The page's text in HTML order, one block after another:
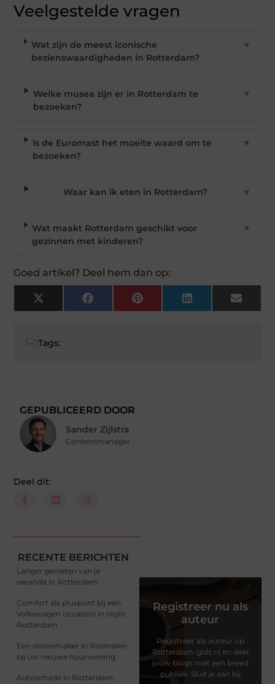
Veelgestelde vragen
Wat zijn de meest iconische
bezienswaardigheden in Rotterdam?
▼
Welke musea zijn er in Rotterdam te
bezoeken?
▼
Is de Euromast het moeite waard om te
bezoeken?
▼
Waar kan ik eten in Rotterdam? ▼
Wat maakt Rotterdam geschikt voor
gezinnen met kinderen?
▼
Goed artikel? Deel hem dan op:
X
(Twitter)
Facebook Pinterest LinkedIn Email
Tags:
GEPUBLICEERD DOOR
Sander Zijlstra
Contentmanager
Deel dit:
RECENTE BERICHTEN
Langer genieten van je
veranda in Rotterdam
Comfort als pluspunt bij een
Volkswagen occasion in regio
Rotterdam
Een slotenmaker in Rosmalen
bij uw nieuwe huurwoning
Autoschade in Rotterdam:
Registreer nu als
auteur
Registreer als auteur op
Rotterdam-gids.nl en deel
jouw blogs met een breed
publiek. Sluit je aan bij